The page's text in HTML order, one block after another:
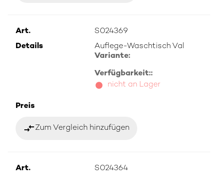
Art.
S024369
Details
Auflege-Waschtisch Val
Variante:
Verfügbarkeit::
nicht an Lager
Preis
compare_arrowsZum Vergleich hinzufügen
Art.
S024364